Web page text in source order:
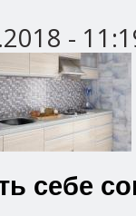
-
себе